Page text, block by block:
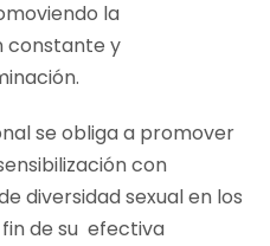
la
constante y
se obliga a promover
con
diversidad sexual en los
de su efectiva